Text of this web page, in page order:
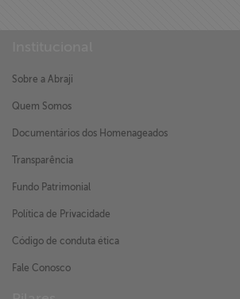
Sobre a Abraji
Quem Somos
Documentários dos Homenageados
Transparência
Fundo Patrimonial
Política de Privacidade
Código de conduta ética
Fale Conosco